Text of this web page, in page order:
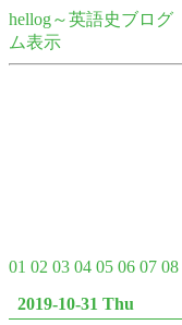
hellog～英語史ブログ
ム表示
01 02 03 04 05 06 07 08
2019-10-31 Thu